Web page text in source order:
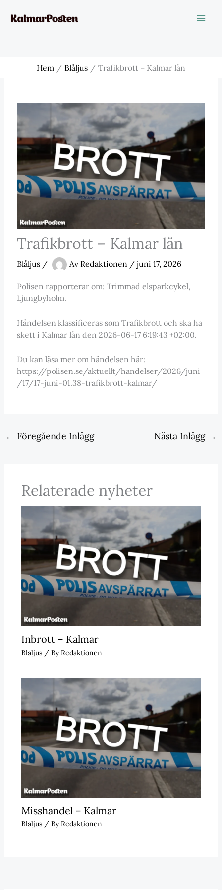
Hem Blåljus Trafikbrott – Kalmar län
Trafikbrott – Kalmar län
Blåljus/ Av Redaktionen / juni 17, 2026
Polisen rapporterar om: Trimmad elsparkcykel,
Ljungbyholm.
Händelsen klassificeras som Trafikbrott och ska ha
skett i Kalmar län den 2026-06-17 6:19:43 +02:00.
Du kan läsa mer om händelsen här:
https://polisen.se/aktuellt/handelser/2026/juni
/17/17-juni-01.38-trafikbrott-kalmar/
← Föregående Inlägg Nästa Inlägg →
Relaterade nyheter
Inbrott – Kalmar
Blåljus/ ByRedaktionen
Misshandel – Kalmar
Blåljus/ ByRedaktionen